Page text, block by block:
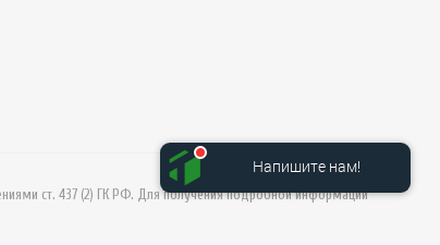
ст. 437 (2) ГК РФ. Для получения подробной информации
Напишите нам!